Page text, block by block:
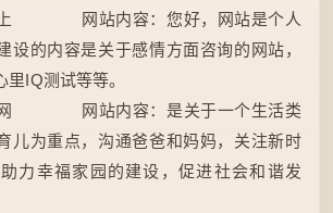
上 网站内容：您好，网站是个人
设的内容是关于感情方面咨询的网站，
IQ测试等等。
网 网站内容：是关于一个生活类
儿为重点，沟通爸爸和妈妈，关注新时
力幸福家园的建设，促进社会和谐发